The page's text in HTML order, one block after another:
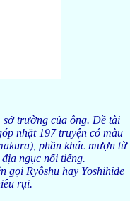
sở trường của ông. Đề tài
nhặt 197 truyện có màu
phần khác mượn từ
ngục nổi tiếng.
gọi Ryôshu hay Yoshihide
rụi.